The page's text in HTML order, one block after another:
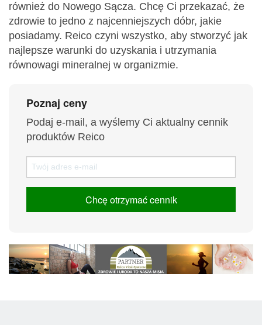
również do Nowego Sącza. Chcę Ci przekazać, że
zdrowie to jedno z najcenniejszych dóbr, jakie
posiadamy. Reico czyni wszystko, aby stworzyć jak
najlepsze warunki do uzyskania i utrzymania
równowagi mineralnej w organizmie.
Poznaj ceny
Podaj e-mail, a wyślemy Ci aktualny cennik
produktów Reico
Chcę otrzymać cennik